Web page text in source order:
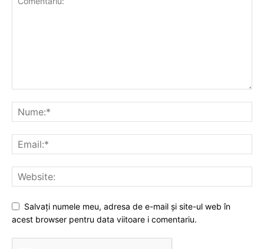
Salvați numele meu, adresa de e-mail și site-ul web în
acest browser pentru data viitoare i comentariu.